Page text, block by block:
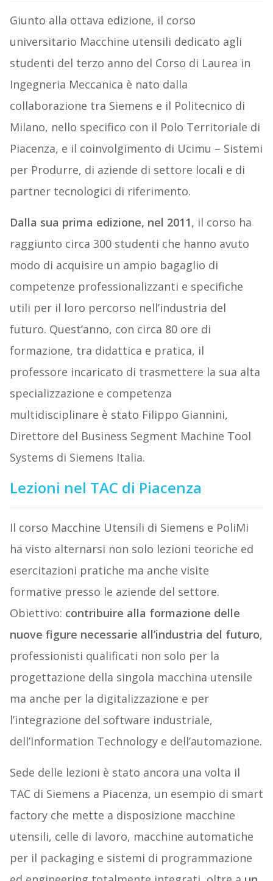
Giunto alla ottava edizione, il corso
universitario Macchine utensili dedicato agli
studenti del terzo anno del Corso di Laurea in
Ingegneria Meccanica è nato dalla
collaborazione tra Siemens e il Politecnico di
Milano, nello specifico con il Polo Territoriale di
Piacenza, e il coinvolgimento di Ucimu – Sistemi
per Produrre, di aziende di settore locali e di
partner tecnologici di riferimento.
Dalla sua prima edizione, nel 2011, il corso ha
raggiunto circa 300 studenti che hanno avuto
modo di acquisire un ampio bagaglio di
competenze professionalizzanti e specifiche
utili per il loro percorso nell’industria del
futuro. Quest’anno, con circa 80 ore di
formazione, tra didattica e pratica, il
professore incaricato di trasmettere la sua alta
specializzazione e competenza
multidisciplinare è stato Filippo Giannini,
Direttore del Business Segment Machine Tool
Systems di Siemens Italia.
Lezioni nel TAC di Piacenza
Il corso Macchine Utensili di Siemens e PoliMi
ha visto alternarsi non solo lezioni teoriche ed
esercitazioni pratiche ma anche visite
formative presso le aziende del settore.
Obiettivo: contribuire alla formazione delle
nuove figure necessarie all’industria del futuro,
professionisti qualificati non solo per la
progettazione della singola macchina utensile
ma anche per la digitalizzazione e per
l’integrazione del software industriale,
dell’Information Technology e dell’automazione.
Sede delle lezioni è stato ancora una volta il
TAC di Siemens a Piacenza, un esempio di smart
factory che mette a disposizione macchine
utensili, celle di lavoro, macchine automatiche
per il packaging e sistemi di programmazione